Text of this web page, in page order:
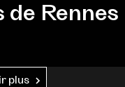
Rennes
plus